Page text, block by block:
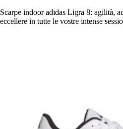
Scarpe indoor adidas Ligra 8: agilità,
eccellere in tutte le vostre intense